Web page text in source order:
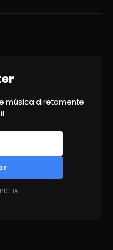
música diretamente